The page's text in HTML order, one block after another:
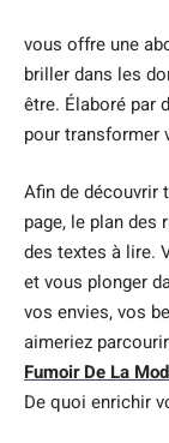
vous offre une
briller dans les
être. Élaboré par
pour transformer
Afin de découvrir
page, le plan des
des textes à lire.
et vous plonger
vos envies, vos
aimeriez
Fumoir De La
De quoi enrichir